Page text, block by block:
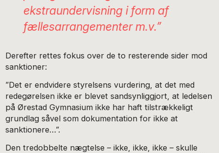
ekstraundervisning i form af
fællesarrangementer m.v.”
Derefter rettes fokus over de to resterende sider mod
sanktioner:
”Det er endvidere styrelsens vurdering, at det med
redegørelsen ikke er blevet sandsynliggjort, at ledelsen
på Ørestad Gymnasium ikke har haft tilstrækkeligt
grundlag såvel som dokumentation for ikke at
sanktionere…”.
Den tredobbelte nægtelse – ikke, ikke, ikke – skulle